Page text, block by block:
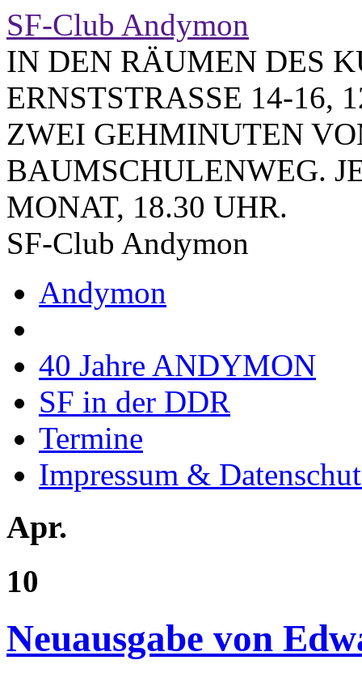
SF-Club Andymon
IN DEN RÄUMEN DES
ERNSTSTRASSE 14-16,
ZWEI GEHMINUTEN
BAUMSCHULENWEG.
MONAT, 18.30 UHR.
SF-Club Andymon
Andymon
40 Jahre ANDYMON
SF in der DDR
Termine
Impressum &
Apr.
10
Neuausgabe von